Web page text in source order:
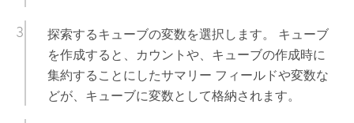
探索するキューブの変数を選択します。 キューブ
を作成すると、カウントや、キューブの作成時に
集約することにしたサマリー フィールドや変数な
どが、キューブに変数として格納されます。